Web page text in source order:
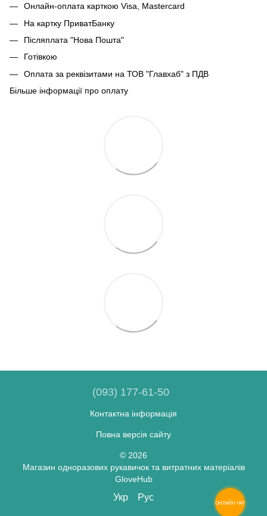
Онлайн-оплата карткою Visa, Mastercard
На картку ПриватБанку
Післяплата "Нова Пошта"
Готівкою
Оплата за реквізитами на ТОВ "Главхаб" з ПДВ
Більше інформації про оплату
(093) 177-61-50
Контактна інформація
Повна версія сайту
© 2026
Магазин одноразових рукавичок та витратних матеріалів
GloveHub
Укр Рус
ОНЛАЙН ЧАТ